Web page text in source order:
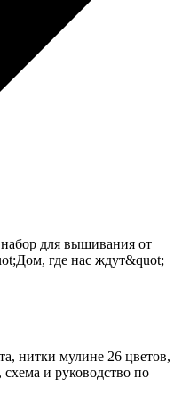
для вышивания от
где нас ждут&quot;
нитки мулине 26 цветов,
схема и руководство по